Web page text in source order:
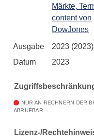
Märkte,
content von
DowJones
Ausgabe
2023
Datum
2023
NUR AN RECHNERN DER
ABRUFBAR
Lizenz-/